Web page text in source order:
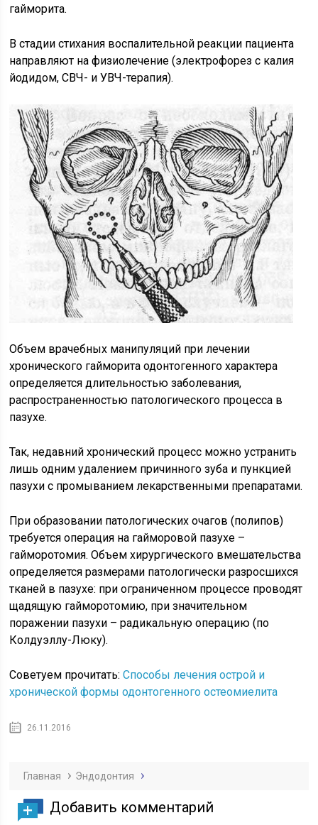
гайморита.
В стадии стихания воспалительной реакции пациента
направляют на физиолечение (электрофорез с калия
йодидом, СВЧ- и УВЧ-терапия).
Объем врачебных манипуляций при лечении
хронического гайморита одонтогенного характера
определяется длительностью заболевания,
распространенностью патологического процесса в
пазухе.
Так, недавний хронический процесс можно устранить
лишь одним удалением причинного зуба и пункцией
пазухи с промыванием лекарственными препаратами.
При образовании патологических очагов (полипов)
требуется операция на гайморовой пазухе –
гайморотомия. Объем хирургического вмешательства
определяется размерами патологически разросшихся
тканей в пазухе: при ограниченном процессе проводят
щадящую гайморотомию, при значительном
поражении пазухи – радикальную операцию (по
Колдуэллу-Люку).
Советуем прочитать:Способы лечения острой и
хронической формы одонтогенного остеомиелита
26.11.2016
Главная Эндодонтия
Добавить комментарий